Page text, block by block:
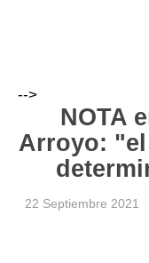
-->
NOTA
Arroyo:
22 Septiembre 2021